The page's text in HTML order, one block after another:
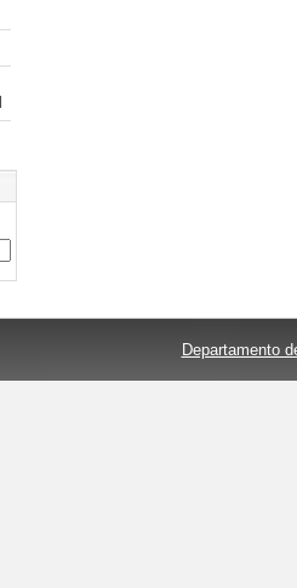
Departamento